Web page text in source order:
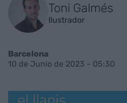
Toni Galmés
Ilustrador
Barcelona
10 de Junio de 2023 - 05:30